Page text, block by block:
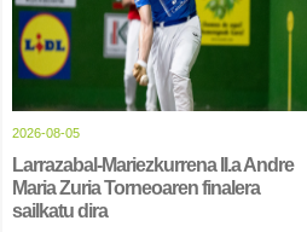
2026-08-05
Larrazabal-Mariezkurrena II.a Andre
Maria Zuria Torneoaren finalera
sailkatu dira